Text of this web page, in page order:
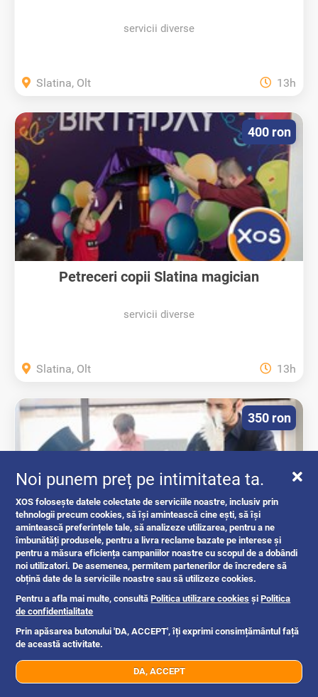
07xx xxx xxx Trimite mesaj
servicii diverse
Slatina, Olt 13h
Petreceri copii Slatina magician
servicii diverse
400 ron
Slatina, Olt 13h
Magician Slatina
alte produse copii
350 ron
Noi punem preț pe intimitatea ta.
XOS folosește datele colectate de serviciile noastre, inclusiv prin
tehnologii precum cookies, să își amintească cine ești, să își
amintească preferințele tale, să analizeze utilizarea, pentru a ne
îmbunătăți produsele, pentru a livra reclame bazate pe interese și
pentru a măsura eficiența campaniilor noastre cu scopul de a dobândi
noi utilizatori. De asemenea, permitem partenerilor de încredere să
obțină date de la serviciile noastre sau să utilizeze cookies.
Pentru a afla mai multe, consultăPolitica utilizare cookies șiPolitica
de confidentialitate
Prin apăsarea butonului 'DA, ACCEPT', îți exprimi consimțământul față
de această activitate.
DA, ACCEPT